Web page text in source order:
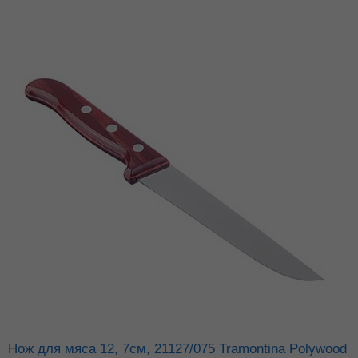
Нож для мяса 12, 7см, 21127/075 Tramontina Polywood